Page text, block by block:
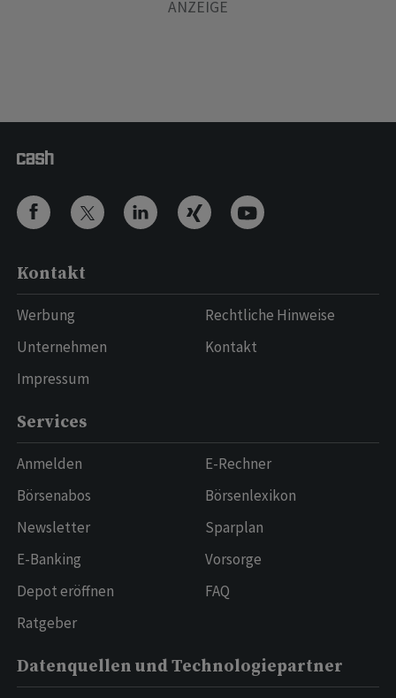
Kontakt
Werbung
Unternehmen
Impressum
Rechtliche Hinweise
Kontakt
Services
Anmelden
Börsenabos
Newsletter
E-Banking
Depot eröffnen
Ratgeber
E-Rechner
Börsenlexikon
Sparplan
Vorsorge
FAQ
Datenquellen und Technologiepartner